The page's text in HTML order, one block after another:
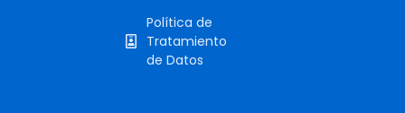
Política de
Tratamiento
de Datos